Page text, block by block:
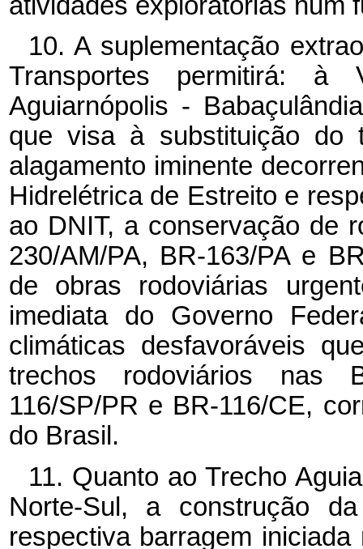
10. A suplementação
Transportes permitirá:
Aguiarnópolis -
que visa à substituição do
alagamento iminente
Hidrelétrica de Estreito e
ao DNIT, a conservação de
230/AM/PA, BR-163/PA e
de obras rodoviárias
imediata do Governo
climáticas desfavoráveis
trechos rodoviários nas
116/SP/PR e BR-116/CE,
do Brasil.
11. Quanto ao Trecho
Norte-Sul, a construção
respectiva barragem